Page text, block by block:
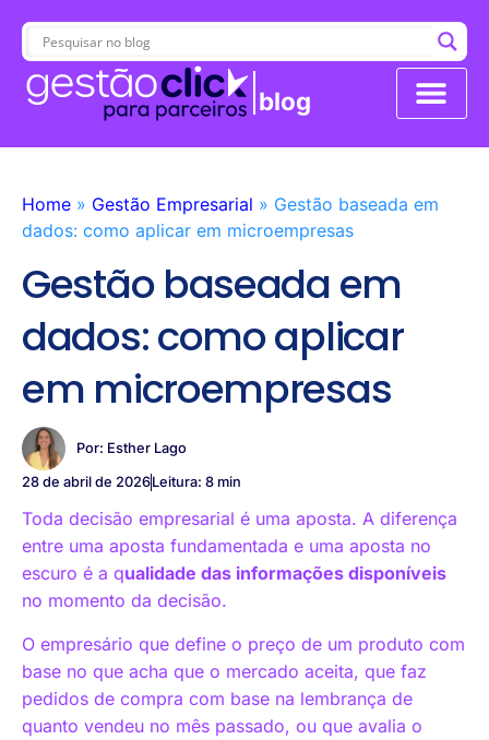
blog
Home » Gestão Empresarial » Gestão baseada em
dados: como aplicar em microempresas
Gestão baseada em
dados: como aplicar
em microempresas
Por: Esther Lago
28 de abril de 2026Leitura: 8 min
Toda decisão empresarial é uma aposta. A diferença
entre uma aposta fundamentada e uma aposta no
escuro é a qualidade das informações disponíveis
no momento da decisão.
O empresário que define o preço de um produto com
base no que acha que o mercado aceita, que faz
pedidos de compra com base na lembrança de
quanto vendeu no mês passado, ou que avalia o